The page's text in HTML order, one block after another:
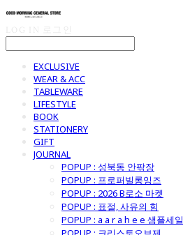
EXCLUSIVE
WEAR & ACC
TABLEWARE
LIFESTYLE
BOOK
STATIONERY
GIFT
JOURNAL
POPUP : 성북동 안팎장
POPUP : 프로퍼빌롱잉즈
POPUP : 2026 B로소 마켓
POPUP : 표절, 사유의 힘
POPUP : a a r a h e e 샘플세일